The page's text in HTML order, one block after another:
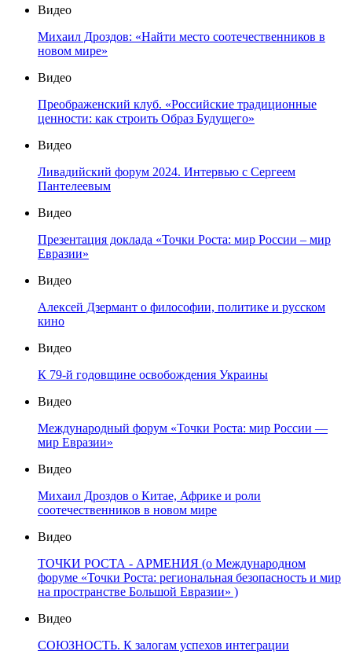
Видео
Михаил Дроздов: «Найти место соотечественников в
новом мире»
Видео
Преображенский клуб. «Российские традиционные
ценности: как строить Образ Будущего»
Видео
Ливадийский форум 2024. Интервью с Сергеем
Пантелеевым
Видео
Презентация доклада «Точки Роста: мир России – мир
Евразии»
Видео
Алексей Дзермант о философии, политике и русском
кино
Видео
К 79-й годовщине освобождения Украины
Видео
Международный форум «Точки Роста: мир России —
мир Евразии»
Видео
Михаил Дроздов о Китае, Африке и роли
соотечественников в новом мире
Видео
ТОЧКИ РОСТА - АРМЕНИЯ (о Международном
форуме «Точки Роста: региональная безопасность и мир
на пространстве Большой Евразии» )
Видео
СОЮЗНОСТЬ. К залогам успехов интеграции